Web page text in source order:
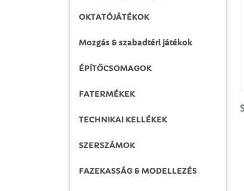
OKTATÓJÁTÉKOK
Mozgás & szabadtéri játékok
ÉPÍTŐCSOMAGOK
FATERMÉKEK
TECHNIKAI KELLÉKEK
SZERSZÁMOK
FAZEKASSÁG & MODELLEZÉS